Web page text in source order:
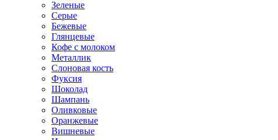
Зеленые
Серые
Бежевые
Глянцевые
Кофе с молоком
Металлик
Слоновая кость
Фуксия
Шоколад
Шампань
Оливковые
Оранжевые
Вишневые